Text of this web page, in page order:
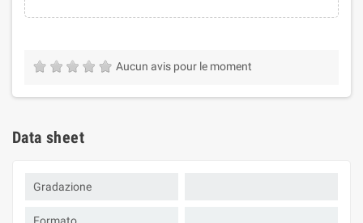
Aucun avis pour le moment
Data sheet
Gradazione